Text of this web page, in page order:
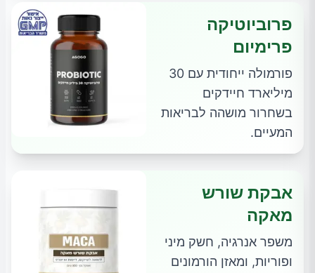
פרוביוטיקה
פרימיום
פורמולה ייחודית עם 30
מיליארד חיידקים
בשחרור מושהה לבריאות
המעיים.
אבקת שורש
מאקה
משפר אנרגיה, חשק מיני
ופוריות, ומאזן הורמונים